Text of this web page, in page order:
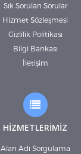
Sık Sorulan Sorular
Hizmet Sözleşmesi
Gizlilik Politikası
Bilgi Bankası
İletişim
HİZMETLERİMİZ
Alan Adı Sorgulama